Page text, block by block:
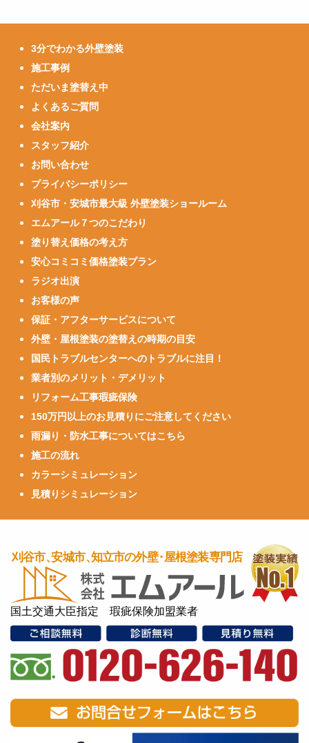
3分でわかる外壁塗装
施工事例
ただいま塗替え中
よくあるご質問
会社案内
スタッフ紹介
お問い合わせ
プライバシーポリシー
刈谷市・安城市最大級 外壁塗装ショールーム
エムアール７つのこだわり
塗り替え価格の考え方
安心コミコミ価格塗装プラン
ラジオ出演
お客様の声
保証・アフターサービスについて
外壁・屋根塗装の塗替えの時期の目安
国民トラブルセンターへのトラブルに注目！
業者別のメリット・デメリット
リフォーム工事瑕疵保険
150万円以上のお見積りにご注意してください
雨漏り・防水工事についてはこちら
施工の流れ
カラーシミュレーション
見積りシミュレーション
国土交通大臣指定 瑕疵保険加盟業者